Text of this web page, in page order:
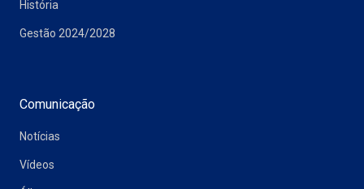
História
Gestão 2024/2028
Comunicação
Notícias
Vídeos